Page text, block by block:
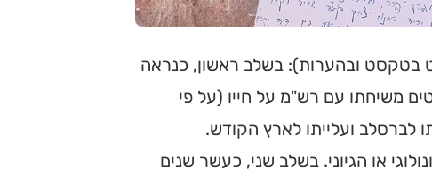
בטקסט ובהערות): בשלב ראשון, כנראה
משיחתו עם רש"מ על חייו (על פי
לברסלב ועלייתו לארץ הקודש.
כרונולוגי או הגיוני. בשלב שני, כעשר שנים